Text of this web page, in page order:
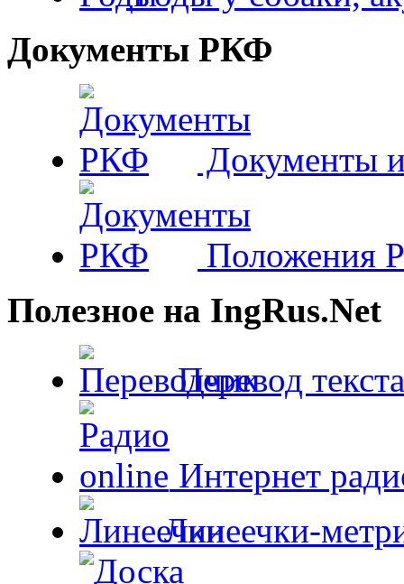
Документы РКФ
Документы
Положения
Полезное на IngRus.Net
Перевод
Интернет
Линеечки-